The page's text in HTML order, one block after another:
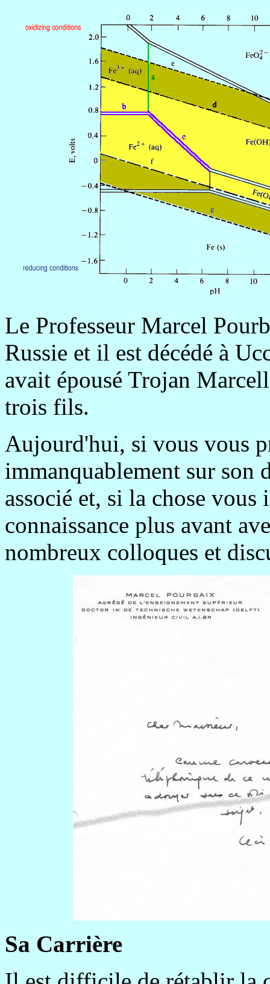
Le Professeur Marcel
Russie et il est décédé à
avait épousé Trojan
trois fils.
Aujourd'hui, si vous vous
immanquablement sur son
associé et, si la chose vous
connaissance plus avant
nombreux colloques et
Sa Carrière